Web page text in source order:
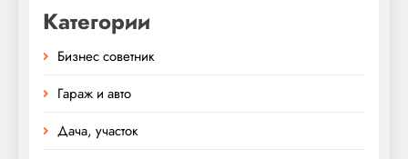
Категории
Бизнес советник
Гараж и авто
Дача, участок